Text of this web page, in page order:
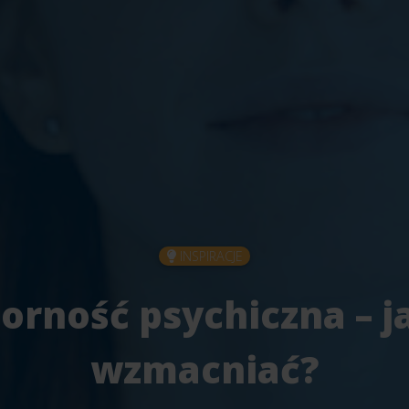
INSPIRACJE
psychiczna –
wzmacniać?